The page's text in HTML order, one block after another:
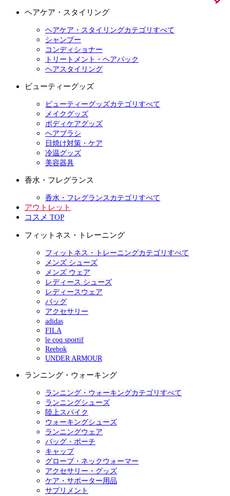
ヘアケア・スタイリング
ヘアケア・スタイリングカテゴリすべて
シャンプー
コンディショナー
トリートメント・ヘアパック
ヘアスタイリング
ビューティーグッズ
ビューティーグッズカテゴリすべて
メイクグッズ
ボディケアグッズ
ヘアブラシ
日焼け対策・ケア
冷温グッズ
美容器具
香水・フレグランス
香水・フレグランスカテゴリすべて
アウトレット
コスメ TOP
フィットネス・トレーニング
フィットネス・トレーニングカテゴリすべて
メンズ シューズ
メンズ ウェア
レディース シューズ
レディースウェア
バッグ
アクセサリー
adidas
FILA
le coq sportif
Reebok
UNDER ARMOUR
ランニング・ウォーキング
ランニング・ウォーキングカテゴリすべて
ランニングシューズ
陸上スパイク
ウォーキングシューズ
ランニングウェア
バッグ・ポーチ
キャップ
グローブ・ネックウォーマー
アクセサリー・グッズ
ケア・サポーター用品
サプリメント